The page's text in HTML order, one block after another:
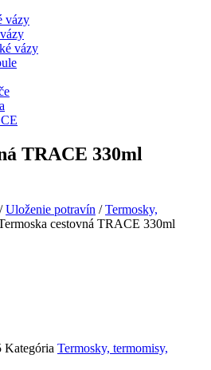
vázy
vázy
TRACE 330ml
/Uloženie potravín /Termosky,
cestovná TRACE 330ml
Kategória Termosky, termomisy,